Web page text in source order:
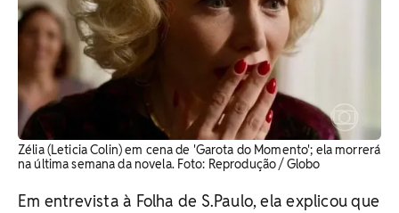
Zélia (Leticia Colin) em cena de 'Garota do Momento'; ela morrerá
na última semana da novela. Foto: Reprodução / Globo
Em entrevista à Folha de S.Paulo, ela explicou que